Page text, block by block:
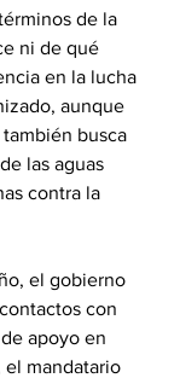
de la
ni de qué
en la lucha
aunque
busca
las aguas
contra la
el gobierno
con
apoyo en
el mandatario